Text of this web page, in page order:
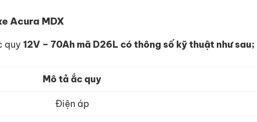
Acura MDX
quy 12V – 70Ah mã D26L có thông số kỹ thuật như sau;
Mô tả ắc quy
Điện áp